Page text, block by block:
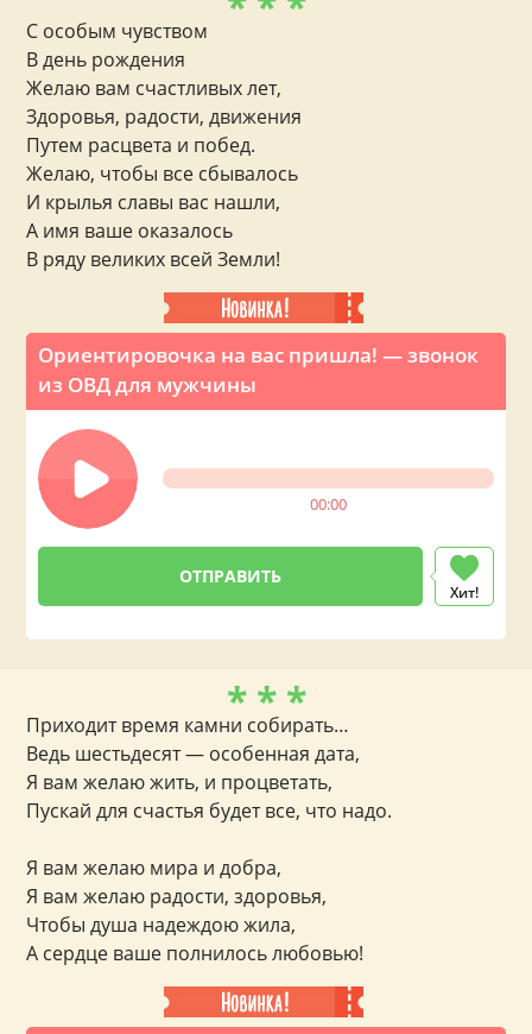
Ориентировочка на вас пришла! — звонок
из ОВД для мужчины
00:00
Хит!
С особым чувством
В день рождения
Желаю вам счастливых лет,
Здоровья, радости, движения
Путем расцвета и побед.
Желаю, чтобы все сбывалось
И крылья славы вас нашли,
А имя ваше оказалось
В ряду великих всей Земли!
* * *
Приходит время камни собирать…
Ведь шестьдесят — особенная дата,
Я вам желаю жить, и процветать,
Пускай для счастья будет все, что надо.
Я вам желаю мира и добра,
Я вам желаю радости, здоровья,
Чтобы душа надеждою жила,
А сердце ваше полнилось любовью!